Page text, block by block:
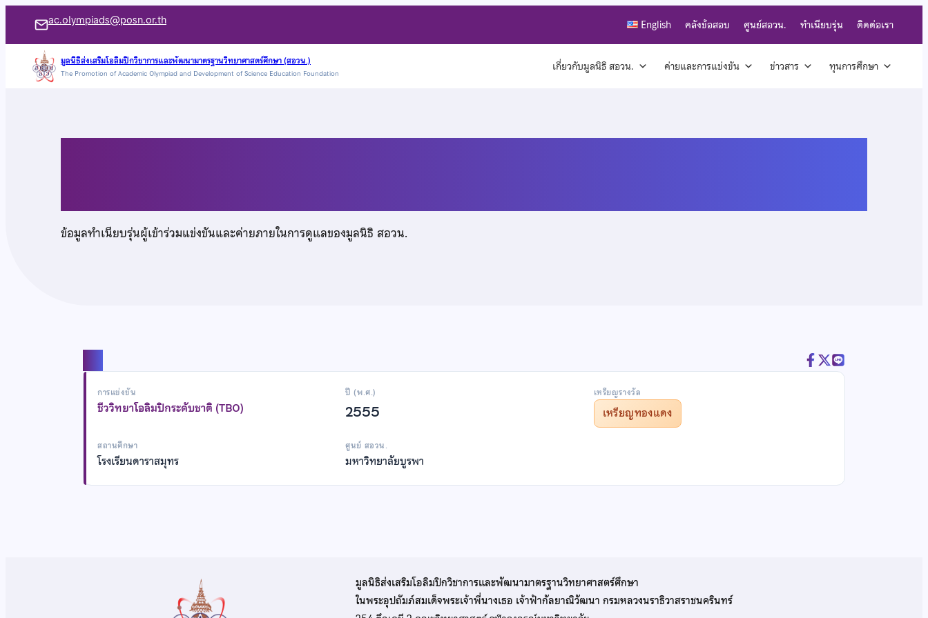
เนื้อหา
ac.olympiads@posn.or.th English คลังข้อสอบ ศูนย์สอวน. ทำเนียบรุ่น ติดต่อเรา
มูลนิธิส่งเสริมโอลิมปิกวิชาการและพัฒนามาตรฐานวิทยาศาสตร์ศึกษา (สอวน.)
The Promotion of Academic Olympiad and Development of Science Education Foundation เกี่ยวกับมูลนิธิ สอวน. ค่ายและการแข่งขัน ข่าวสาร ทุนการศึกษา
ข้อมูลทำเนียบรุ่นผู้เข้าร่วมแข่งขันและค่ายภายในการดูแลของมูลนิธิ สอวน.
การแข่งขัน
ชีววิทยาโอลิมปิกระดับชาติ (TBO)
ปี (พ.ศ.)
2555
เหรียญรางวัล
เหรียญทองแดง
สถานศึกษา
โรงเรียนดาราสมุทร
ศูนย์ สอวน.
มหาวิทยาลัยบูรพา
มูลนิธิส่งเสริมโอลิมปิกวิชาการและพัฒนามาตรฐานวิทยาศาสตร์ศึกษา
ในพระอุปถัมภ์สมเด็จพระเจ้าพี่นางเธอ เจ้าฟ้ากัลยาณิวัฒนา กรมหลวงนราธิวาสราชนครินทร์